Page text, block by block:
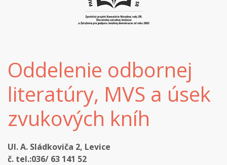
Oddelenie odbornej
literatúry, MVS a úsek
zvukových kníh
Ul. A. Sládkoviča 2, Levice
č. tel.:036/ 63 141 52